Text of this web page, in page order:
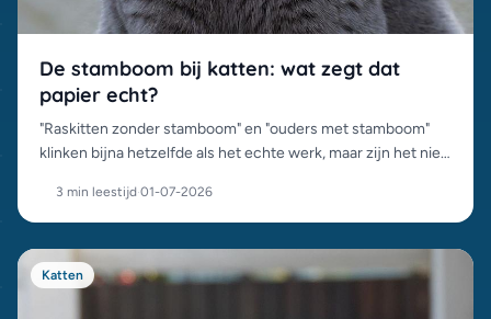
De stamboom bij katten: wat zegt dat
papier echt?
"Raskitten zonder stamboom" en "ouders met stamboom"
klinken bijna hetzelfde als het echte werk, maar zijn het niet.
prijsverschil bestaat.
3 min leestijd·01-07-2026
Katten